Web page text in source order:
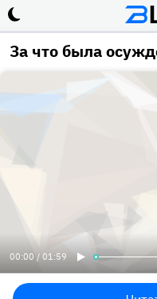
За что была
00:00 / 01:59